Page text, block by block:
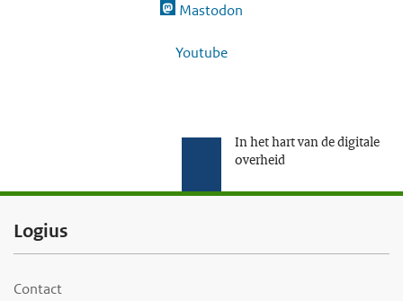
Mastodon
Youtube
In het hart van de digitale
overheid
F
o
o
Logius
Contact